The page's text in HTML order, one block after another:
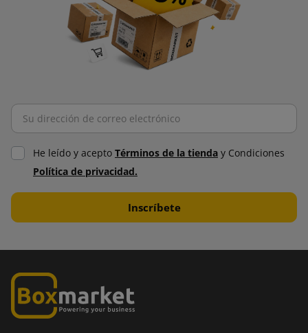
He leído y acepto Términos de la tienda y Condiciones
Política de privacidad.